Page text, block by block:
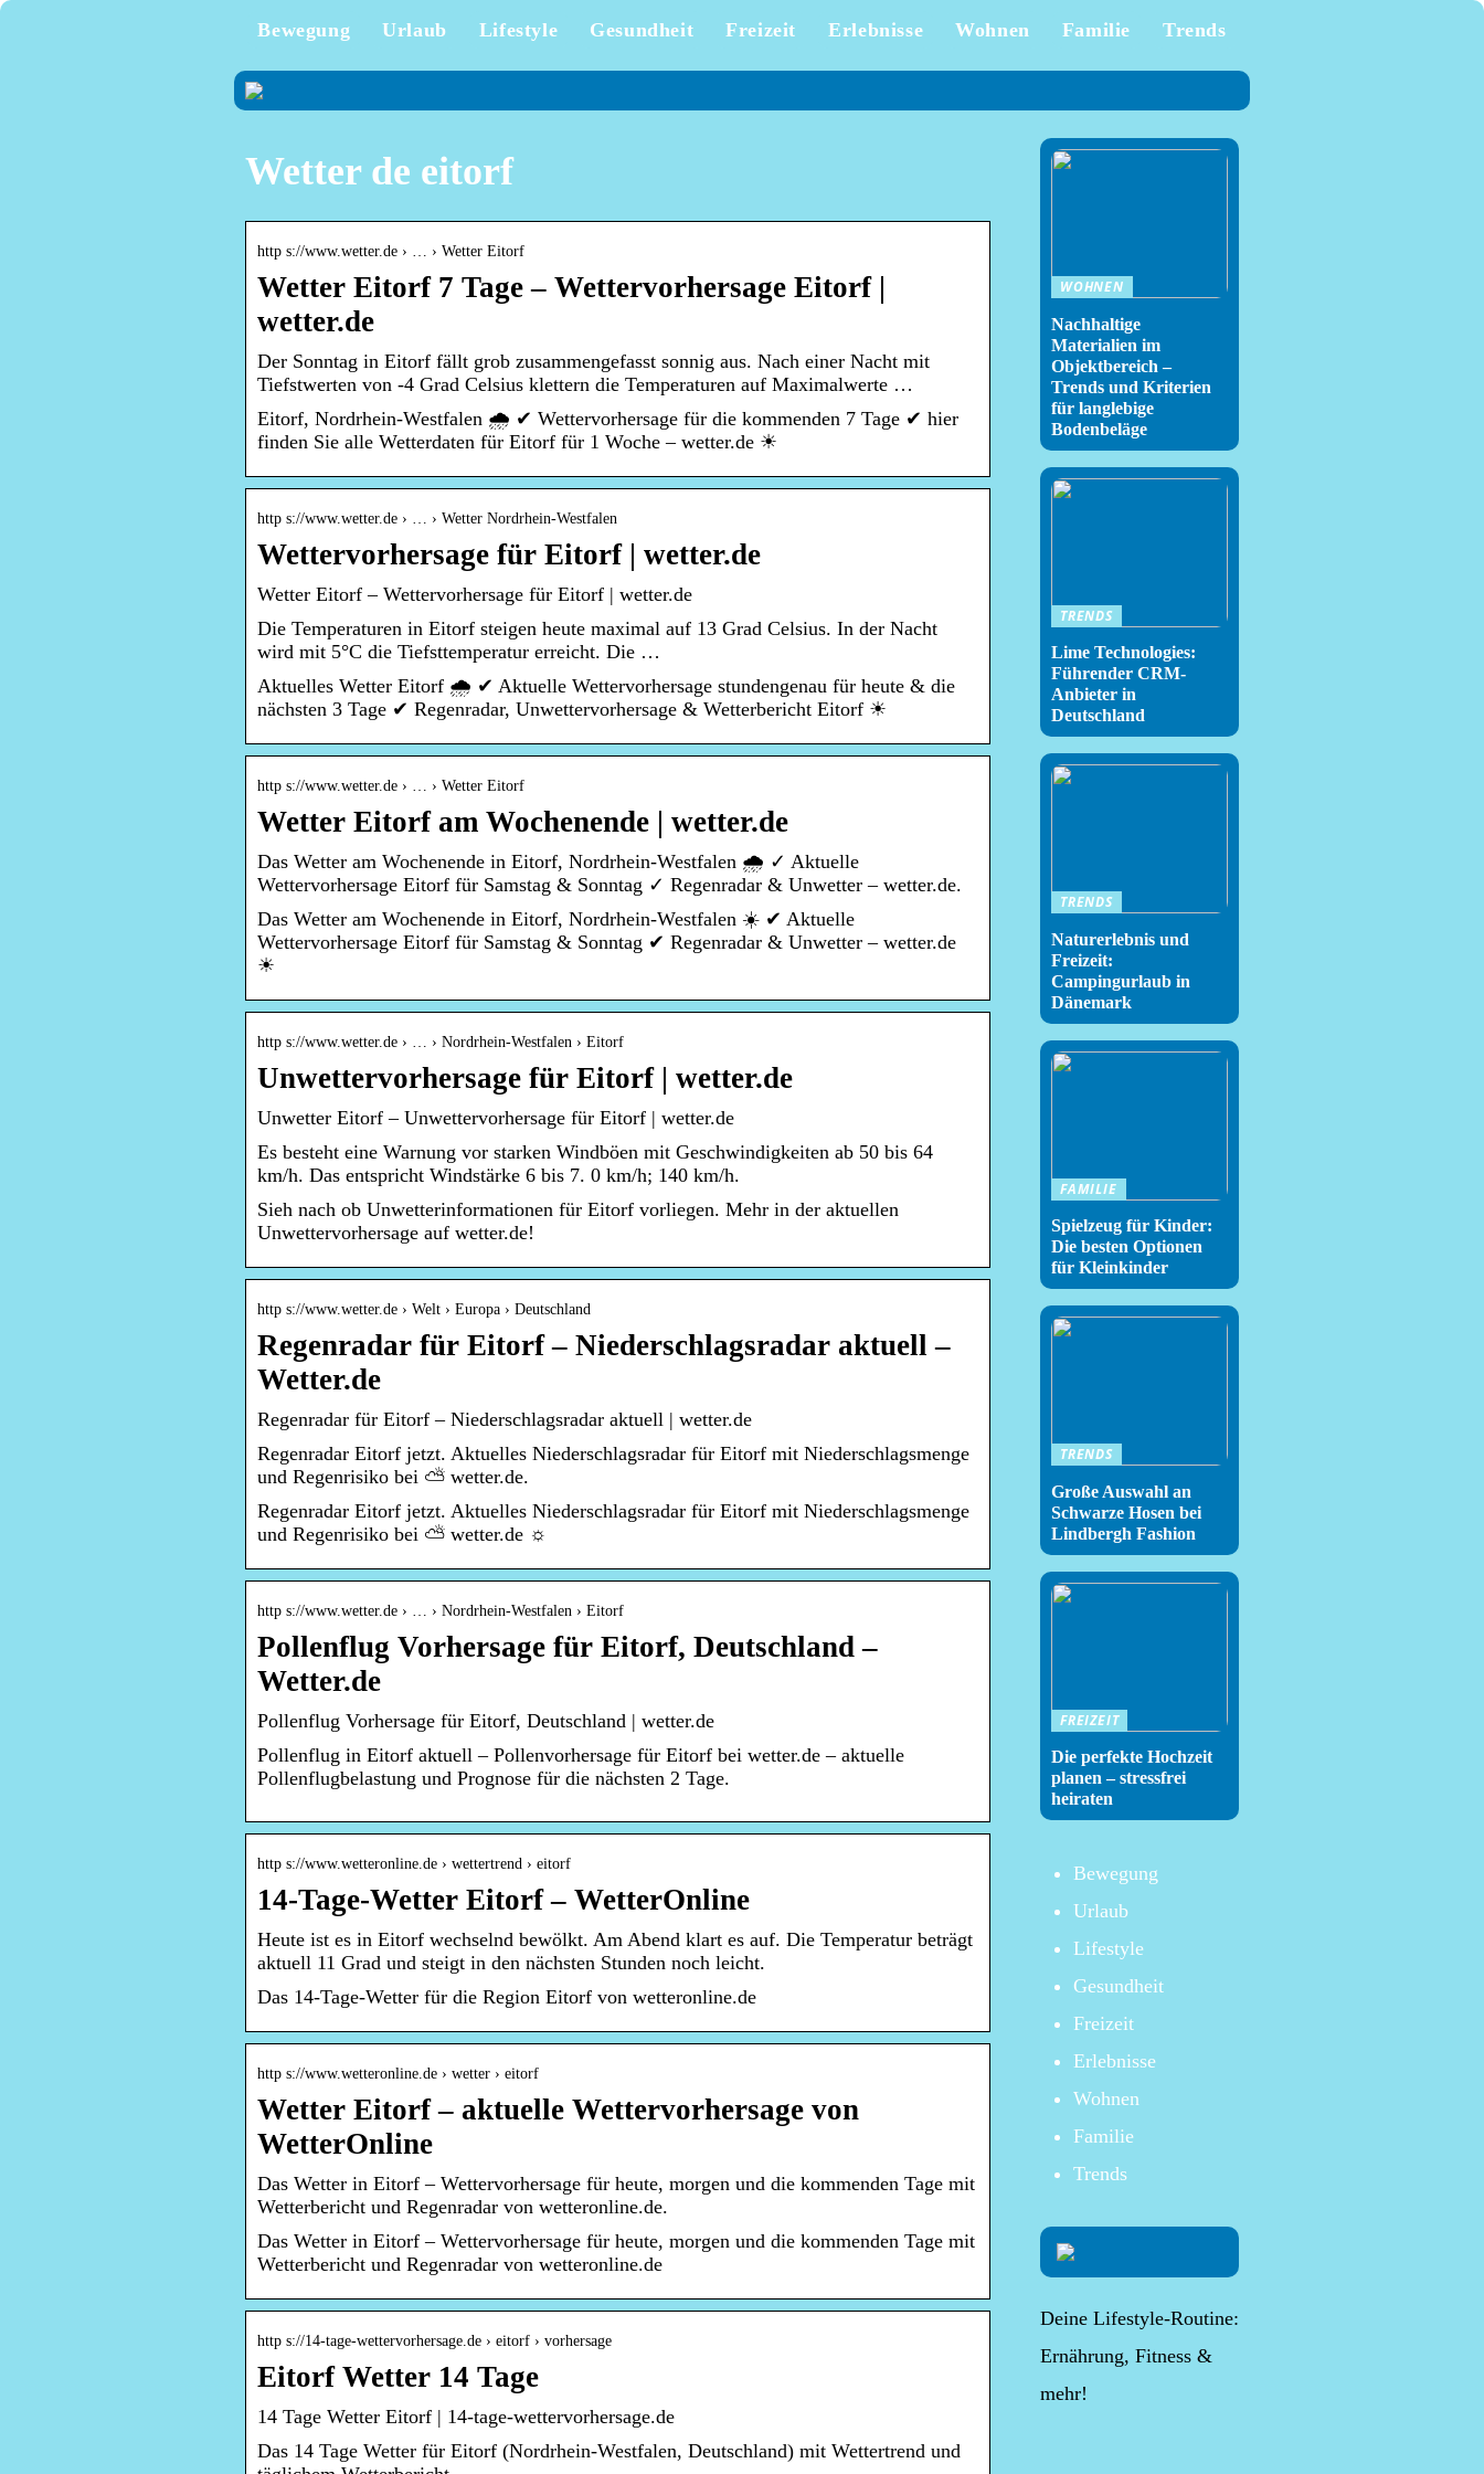
Bewegung Urlaub Lifestyle Gesundheit Freizeit Erlebnisse Wohnen Familie Trends
Wetter de eitorf
http s://www.wetter.de › … › Wetter Eitorf
Wetter Eitorf 7 Tage – Wettervorhersage Eitorf |
wetter.de
Der Sonntag in Eitorf fällt grob zusammengefasst sonnig aus. Nach einer Nacht mit
Tiefstwerten von -4 Grad Celsius klettern die Temperaturen auf Maximalwerte …
Eitorf, Nordrhein-Westfalen 🌧️ ✔ Wettervorhersage für die kommenden 7 Tage ✔ hier
finden Sie alle Wetterdaten für Eitorf für 1 Woche – wetter.de ☀
http s://www.wetter.de › … › Wetter Nordrhein-Westfalen
Wettervorhersage für Eitorf | wetter.de
Wetter Eitorf – Wettervorhersage für Eitorf | wetter.de
Die Temperaturen in Eitorf steigen heute maximal auf 13 Grad Celsius. In der Nacht
wird mit 5°C die Tiefsttemperatur erreicht. Die …
Aktuelles Wetter Eitorf 🌧️ ✔ Aktuelle Wettervorhersage stundengenau für heute & die
nächsten 3 Tage ✔ Regenradar, Unwettervorhersage & Wetterbericht Eitorf ☀
http s://www.wetter.de › … › Wetter Eitorf
Wetter Eitorf am Wochenende | wetter.de
Das Wetter am Wochenende in Eitorf, Nordrhein-Westfalen 🌧️ ✓ Aktuelle
Wettervorhersage Eitorf für Samstag & Sonntag ✓ Regenradar & Unwetter – wetter.de.
Das Wetter am Wochenende in Eitorf, Nordrhein-Westfalen ☀️ ✔ Aktuelle
Wettervorhersage Eitorf für Samstag & Sonntag ✔ Regenradar & Unwetter – wetter.de
☀
http s://www.wetter.de › … › Nordrhein-Westfalen › Eitorf
Unwettervorhersage für Eitorf | wetter.de
Unwetter Eitorf – Unwettervorhersage für Eitorf | wetter.de
Es besteht eine Warnung vor starken Windböen mit Geschwindigkeiten ab 50 bis 64
km/h. Das entspricht Windstärke 6 bis 7. 0 km/h; 140 km/h.
Sieh nach ob Unwetterinformationen für Eitorf vorliegen. Mehr in der aktuellen
Unwettervorhersage auf wetter.de!
http s://www.wetter.de › Welt › Europa › Deutschland
Regenradar für Eitorf – Niederschlagsradar aktuell –
Wetter.de
Regenradar für Eitorf – Niederschlagsradar aktuell | wetter.de
Regenradar Eitorf jetzt. Aktuelles Niederschlagsradar für Eitorf mit Niederschlagsmenge
und Regenrisiko bei ⛅ wetter.de.
Regenradar Eitorf jetzt. Aktuelles Niederschlagsradar für Eitorf mit Niederschlagsmenge
und Regenrisiko bei ⛅ wetter.de ☼
http s://www.wetter.de › … › Nordrhein-Westfalen › Eitorf
Pollenflug Vorhersage für Eitorf, Deutschland –
Wetter.de
Pollenflug Vorhersage für Eitorf, Deutschland | wetter.de
Pollenflug in Eitorf aktuell – Pollenvorhersage für Eitorf bei wetter.de – aktuelle
Pollenflugbelastung und Prognose für die nächsten 2 Tage.
http s://www.wetteronline.de › wettertrend › eitorf
14-Tage-Wetter Eitorf – WetterOnline
Heute ist es in Eitorf wechselnd bewölkt. Am Abend klart es auf. Die Temperatur beträgt
aktuell 11 Grad und steigt in den nächsten Stunden noch leicht.
Das 14-Tage-Wetter für die Region Eitorf von wetteronline.de
http s://www.wetteronline.de › wetter › eitorf
Wetter Eitorf – aktuelle Wettervorhersage von
WetterOnline
Das Wetter in Eitorf – Wettervorhersage für heute, morgen und die kommenden Tage mit
Wetterbericht und Regenradar von wetteronline.de.
Das Wetter in Eitorf – Wettervorhersage für heute, morgen und die kommenden Tage mit
Wetterbericht und Regenradar von wetteronline.de
http s://14-tage-wettervorhersage.de › eitorf › vorhersage
Eitorf Wetter 14 Tage
14 Tage Wetter Eitorf | 14-tage-wettervorhersage.de
Das 14 Tage Wetter für Eitorf (Nordrhein-Westfalen, Deutschland) mit Wettertrend und
WOHNEN
Nachhaltige
Materialien im
Objektbereich –
Trends und Kriterien
für langlebige
Bodenbeläge
TRENDS
Lime Technologies:
Führender CRM-
Anbieter in
Deutschland
TRENDS
Naturerlebnis und
Freizeit:
Campingurlaub in
Dänemark
FAMILIE
Spielzeug für Kinder:
Die besten Optionen
für Kleinkinder
TRENDS
Große Auswahl an
Schwarze Hosen bei
Lindbergh Fashion
FREIZEIT
Die perfekte Hochzeit
planen – stressfrei
heiraten
Bewegung
Urlaub
Lifestyle
Gesundheit
Freizeit
Erlebnisse
Wohnen
Familie
Trends
Deine Lifestyle-Routine:
Ernährung, Fitness &
mehr!